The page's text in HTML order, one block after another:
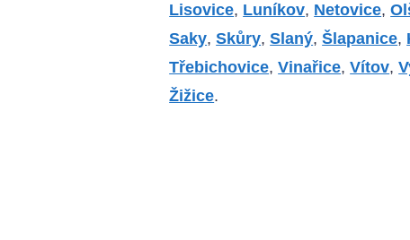
Lisovice, Luníkov, Netovice,
Saky,Skůry,Slaný,Šlapanice,
Třebichovice,Vinařice,Vítov,
Žižice.